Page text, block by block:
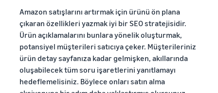
Amazon satışlarını artırmak için ürünü ön plana
çıkaran özellikleri yazmak iyi bir SEO stratejisidir.
Ürün açıklamalarını bunlara yönelik oluşturmak,
potansiyel müşterileri satıcıya çeker. Müşterileriniz
ürün detay sayfanıza kadar gelmişken, akıllarında
oluşabilecek tüm soru işaretlerini yanıtlamayı
hedeflemelisiniz. Böylece onları satın alma